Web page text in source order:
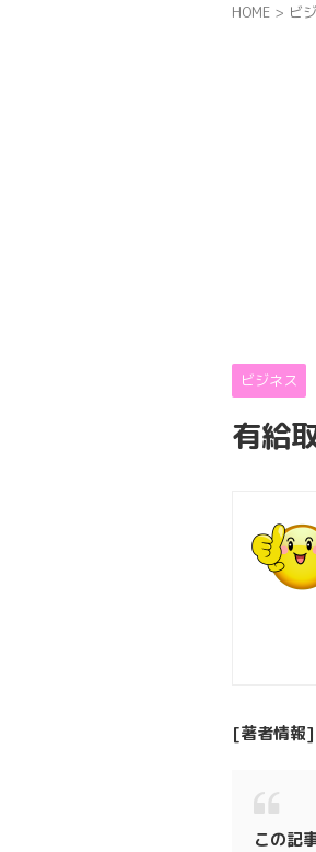
HOME > ビ
ビジネス
有給
[著者情報]
この記